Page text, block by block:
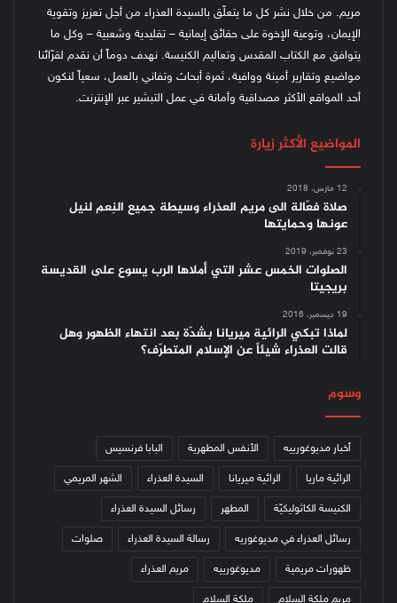
مريم. من خلال نشر كل ما يتعلّق بالسيدة العذراء من أجل تعزيز وتقوية
الإيمان، وتوعية الإخوة على حقائق إيمانية – تقليدية وشعبية – وكل ما
يتوافق مع الكتاب المقدس وتعاليم الكنيسة. نهدف دوماً أن نقدم لقرّائنا
مواضيع وتقارير أمينة ووافية، ثمرة أبحاث وتفاني بالعمل، سعياً لنكون
أحد المواقع الأكثر مصداقية وأمانة في عمل التبشير عبر الإنترنت.
المواضيع الأكثر زيارة
12 مارس، 2018
صلاة فعّالة الى مريم العذراء وسيطة جميع النِعم لنيل
عونها وحمايتها
23 نوفمبر، 2019
الصلوات الخمس عشر التي أملاها الرب يسوع على القديسة
بريجيتا
19 ديسمبر، 2016
لماذا تبكي الرائية ميريانا بشدّة بعد انتهاء الظهور وهل
قالت العذراء شيئاً عن الإسلام المتطرّف؟
وسوم
أخبار مديوغورييه الأنفس المطهرية البابا فرنسيس
الرائية ماريا الرائية ميريانا السيدة العذراء الشهر المريمي
الكنيسة الكاثوليكيّة المطهر رسائل السيدة العذراء
رسائل العذراء في مديوغوريه رسالة السيدة العذراء صلوات
ظهورات مريمية مديوغورييه مريم العذراء
مريم ملكة السلام ملكة السلام